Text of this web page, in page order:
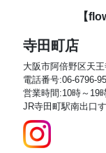
【
寺田町店
大阪市阿倍野区天
電話番号:06-6796-
営業時間:10時～19
JR寺田町駅南出口